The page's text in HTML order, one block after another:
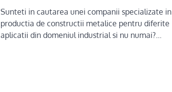
Sunteti in cautarea unei companii specializate in
productia de constructii metalice pentru diferite
aplicatii din domeniul industrial si nu numai?…